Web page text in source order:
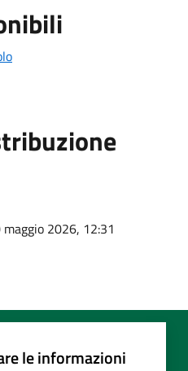
maggio 2026, 12:31
le informazioni